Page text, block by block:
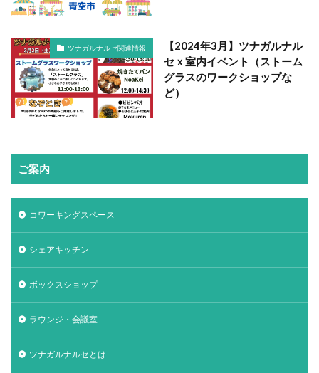
ツナガルナルセ関連情報
【2024年3月】ツナガルナル
セｘ室内イベント（ストーム
グラスのワークショップな
ど）
ご案内
コワーキングスペース
シェアキッチン
ボックスショップ
ラウンジ・会議室
ツナガルナルセとは